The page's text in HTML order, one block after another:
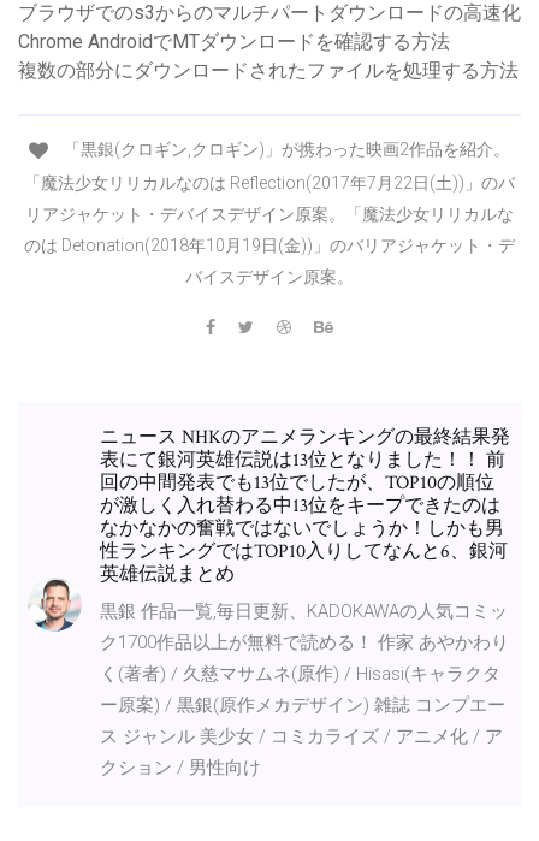
ブラウザでのs3からのマルチパートダウンロードの高速化
Chrome AndroidでMTダウンロードを確認する方法
複数の部分にダウンロードされたファイルを処理する方法
「黒銀(クロギン,クロギン)」が携わった映画2作品を紹介。
「魔法少女リリカルなのは Reflection(2017年7月22日(土))」のバ
リアジャケット・デバイスデザイン原案。「魔法少女リリカルな
のは Detonation(2018年10月19日(金))」のバリアジャケット・デ
バイスデザイン原案。
ニュース NHKのアニメランキングの最終結果発
表にて銀河英雄伝説は13位となりました！！ 前
回の中間発表でも13位でしたが、TOP10の順位
が激しく入れ替わる中13位をキープできたのは
なかなかの奮戦ではないでしょうか！しかも男
性ランキングではTOP10入りしてなんと6、銀河
英雄伝説まとめ
黒銀 作品一覧,毎日更新、KADOKAWAの人気コミッ
ク1700作品以上が無料で読める！ 作家 あやかわり
く(著者) / 久慈マサムネ(原作) / Hisasi(キャラクタ
ー原案) / 黒銀(原作メカデザイン) 雑誌 コンプエー
ス ジャンル 美少女 / コミカライズ / アニメ化 / ア
クション / 男性向け